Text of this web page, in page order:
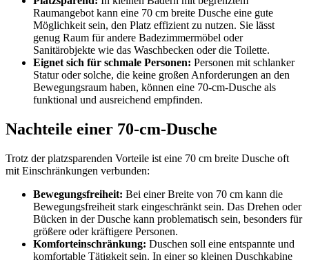
Raumangebot kann eine 70 cm breite Dusche eine gute
Möglichkeit sein, den Platz effizient zu nutzen. Sie lässt
genug Raum für andere Badezimmermöbel oder
Sanitärobjekte wie das Waschbecken oder die Toilette.
Eignet sich für schmale Personen: Personen mit schlanker
Statur oder solche, die keine großen Anforderungen an den
Bewegungsraum haben, können eine 70-cm-Dusche als
funktional und ausreichend empfinden.
Nachteile einer 70-cm-Dusche
Trotz der platzsparenden Vorteile ist eine 70 cm breite Dusche oft
mit Einschränkungen verbunden:
Bewegungsfreiheit: Bei einer Breite von 70 cm kann die
Bewegungsfreiheit stark eingeschränkt sein. Das Drehen oder
Bücken in der Dusche kann problematisch sein, besonders für
größere oder kräftigere Personen.
Komforteinschränkung: Duschen soll eine entspannte und
komfortable Tätigkeit sein. In einer so kleinen Duschkabine